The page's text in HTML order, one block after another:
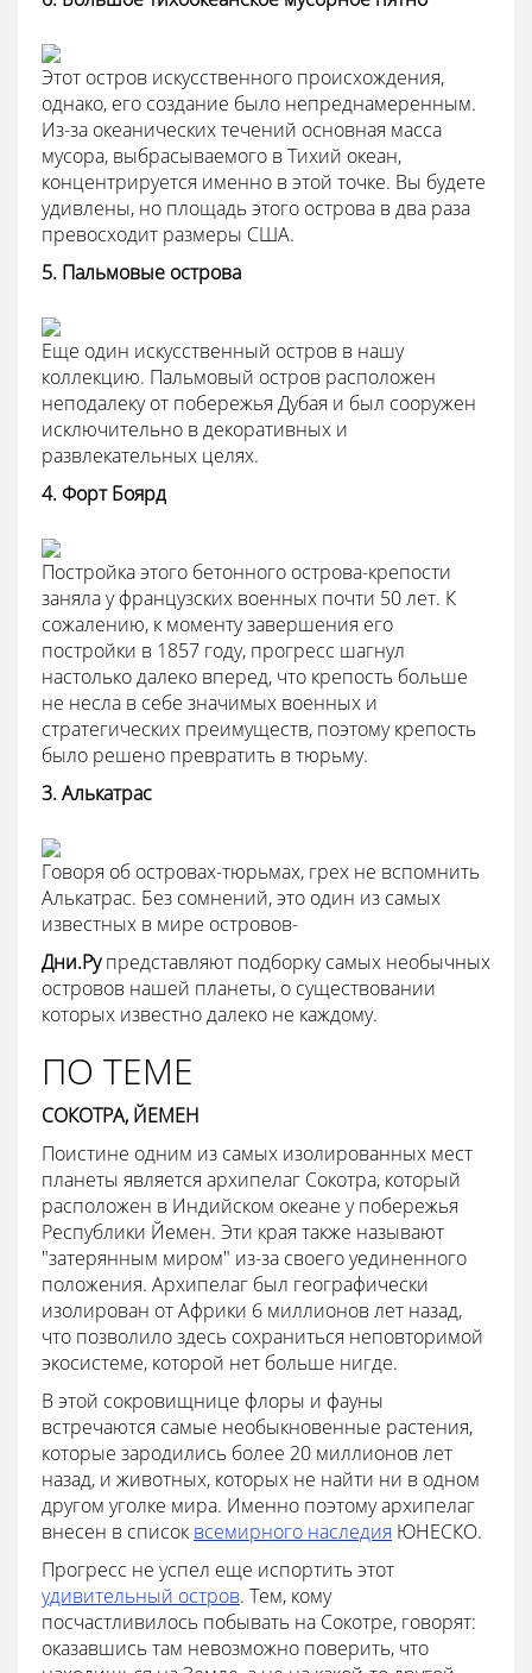
Этот остров искусственного происхождения,
однако, его создание было непреднамеренным.
Из-за океанических течений основная масса
мусора, выбрасываемого в Тихий океан,
концентрируется именно в этой точке. Вы будете
удивлены, но площадь этого острова в два раза
превосходит размеры США.
5. Пальмовые острова
Еще один искусственный остров в нашу
коллекцию. Пальмовый остров расположен
неподалеку от побережья Дубая и был сооружен
исключительно в декоративных и
развлекательных целях.
4. Форт Боярд
Постройка этого бетонного острова-крепости
заняла у французских военных почти 50 лет. К
сожалению, к моменту завершения его
постройки в 1857 году, прогресс шагнул
настолько далеко вперед, что крепость больше
не несла в себе значимых военных и
стратегических преимуществ, поэтому крепость
было решено превратить в тюрьму.
3. Алькатрас
Говоря об островах-тюрьмах, грех не вспомнить
Алькатрас. Без сомнений, это один из самых
известных в мире островов-
Дни.Рупредставляют подборку самых необычных
островов нашей планеты, о существовании
которых известно далеко не каждому.
ПО ТЕМЕ
СОКОТРА, ЙЕМЕН
Поистине одним из самых изолированных мест
планеты является архипелаг Сокотра, который
расположен в Индийском океане у побережья
Республики Йемен. Эти края также называют
"затерянным миром" из-за своего уединенного
положения. Архипелаг был географически
изолирован от Африки 6 миллионов лет назад,
что позволило здесь сохраниться неповторимой
экосистеме, которой нет больше нигде.
В этой сокровищнице флоры и фауны
встречаются самые необыкновенные растения,
которые зародились более 20 миллионов лет
назад, и животных, которых не найти ни в одном
другом уголке мира. Именно поэтому архипелаг
внесен в список всемирного наследия ЮНЕСКО.
Прогресс не успел еще испортить этот
удивительный остров. Тем, кому
посчастливилось побывать на Сокотре, говорят:
оказавшись там невозможно поверить, что